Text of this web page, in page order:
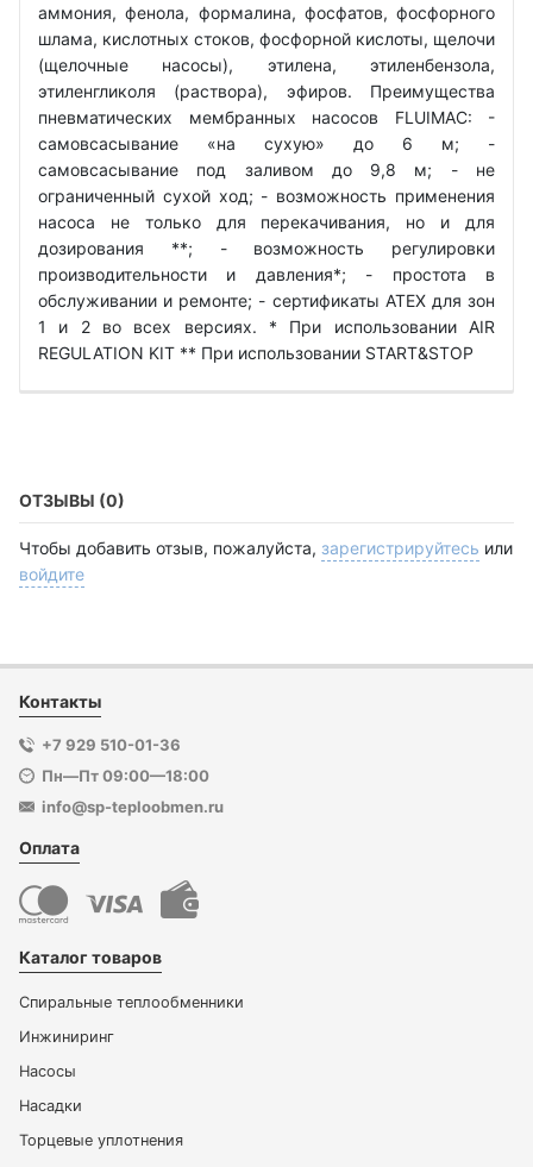
аммония, фенола, формалина, фосфатов, фосфорного
шлама, кислотных стоков, фосфорной кислоты, щелочи
(щелочные насосы), этилена, этиленбензола,
этиленгликоля (раствора), эфиров. Преимущества
пневматических мембранных насосов FLUIMAC: -
самовсасывание «на сухую» до 6 м; -
самовсасывание под заливом до 9,8 м; - не
ограниченный сухой ход; - возможность применения
насоса не только для перекачивания, но и для
дозирования **; - возможность регулировки
производительности и давления*; - простота в
обслуживании и ремонте; - сертификаты ATEX для зон
1 и 2 во всех версиях. * При использовании AIR
REGULATION KIT ** При использовании START&STOP
ОТЗЫВЫ (0)
Чтобы добавить отзыв, пожалуйста, зарегистрируйтесь или
войдите
Контакты
+7 929 510-01-36
Пн—Пт 09:00—18:00
info@sp-teploobmen.ru
Оплата
Каталог товаров
Спиральные теплообменники
Инжиниринг
Насосы
Насадки
Торцевые уплотнения